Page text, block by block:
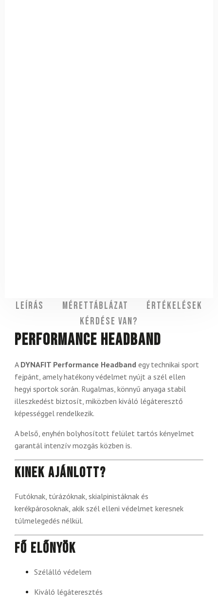
Leírás Mérettáblázat
Értékelések
Kérdése van?
Performance Headband
A DYNAFIT Performance Headband egy technikai sport
fejpánt, amely hatékony védelmet nyújt a szél ellen
hegyi sportok során. Rugalmas, könnyű anyaga stabil
illeszkedést biztosít, miközben kiváló légáteresztő
képességgel rendelkezik.
A belső, enyhén bolyhosított felület tartós kényelmet
garantál intenzív mozgás közben is.
Kinek ajánlott?
Futóknak, túrázóknak, skialpinistáknak és
kerékpárosoknak, akik szél elleni védelmet keresnek
túlmelegedés nélkül.
Fő előnyök
Szélálló védelem
Kiváló légáteresztés